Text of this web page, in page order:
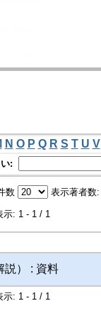
N O P Q R S T U V
:
数 表示著者数:
示: 1 - 1 / 1
説） : 資料
示: 1 - 1 / 1